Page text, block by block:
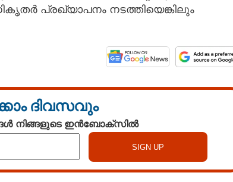
പ്രഖ്യാപനം നടത്തിയെങ്കിലും
ദിവസവും
നിങ്ങളുടെ ഇൻബോക്സിൽ